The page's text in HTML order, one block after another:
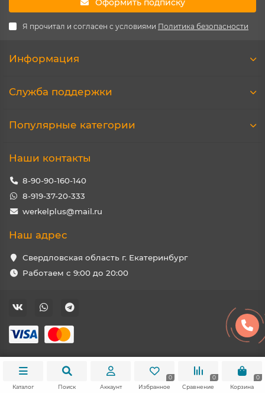
Оформить подписку
Я прочитал и согласен с условиями Политика безопасности
Информация
Служба поддержки
Популярные категории
Наши контакты
8-90-90-160-140
8-919-37-20-333
werkelplus@mail.ru
Наш адрес
Свердловская область г. Екатеринбург
Работаем с 9:00 до 20:00
Каталог Поиск Аккаунт
0
Избранное
0
Сравнение
0
Корзина